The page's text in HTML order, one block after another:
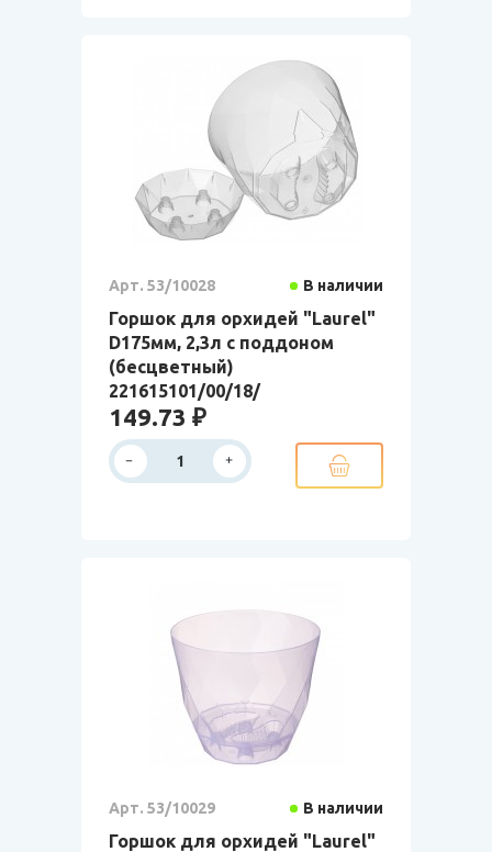
Арт. 53/10028 В наличии
Горшок для орхидей "Laurel"
D175мм, 2,3л с поддоном
(бесцветный)
221615101/00/18/
149.73 ₽
Арт. 53/10029 В наличии
Горшок для орхидей "Laurel"